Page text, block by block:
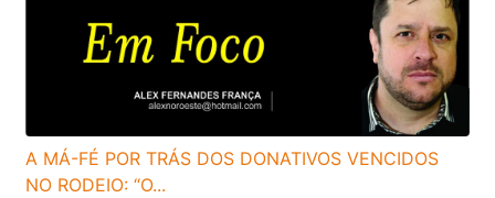
A MÁ-FÉ POR TRÁS DOS DONATIVOS VENCIDOS
NO RODEIO: “O...